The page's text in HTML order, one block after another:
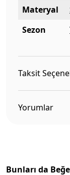
Materyal
Sezon
Taksit
Yorumlar
Bunları da